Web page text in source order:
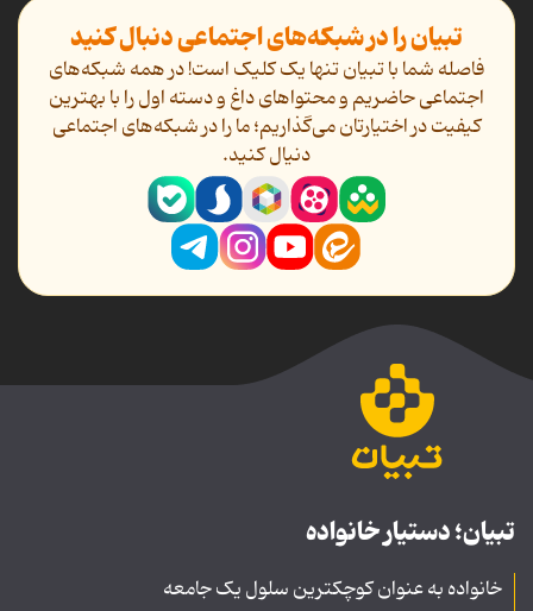
تبیان را در شبکه‌های اجتماعی دنبال کنید
فاصله شما با تبیان تنها یک کلیک است! در همه شبکه‌های
اجتماعی حاضریم و محتواهای داغ و دسته اول را با بهترین
کیفیت در اختیارتان می‌گذاریم؛ ما را در شبکه‌های اجتماعی
دنیال کنید.
تبیان؛ دستیار خانواده
خانواده به عنوان کوچکترین سلول یک جامعه